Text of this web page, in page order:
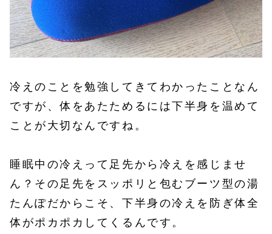
冷えのことを勉強してきてわかったことなん
ですが、体をあたためるには下半身を温めて
ことが大切なんですね。
睡眠中の冷えって足先から冷えを感じませ
ん？その足先をスッポリと包むブーツ型の湯
たんぽだからこそ、下半身の冷えを防ぎ体全
体がポカポカしてくるんです。